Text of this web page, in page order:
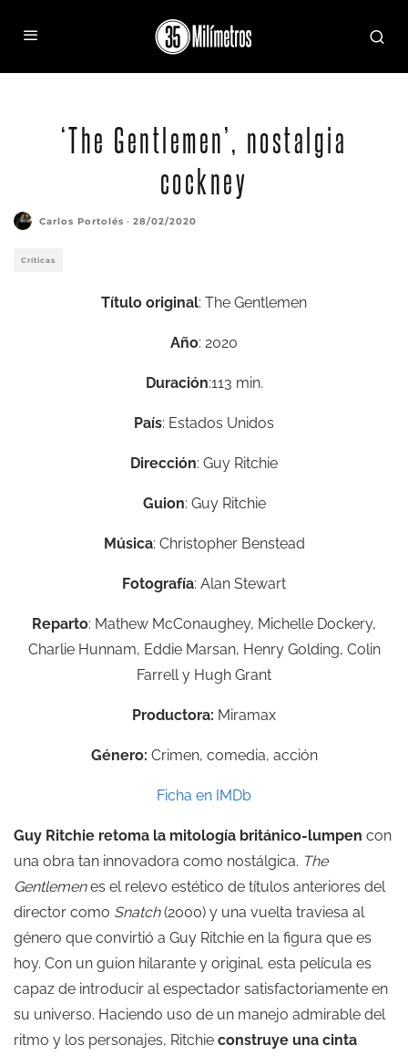
‘The Gentlemen’, nostalgia
cockney
Carlos Portolés · 28/02/2020
Críticas
Título original: The Gentlemen
Año: 2020
Duración:113 min.
País: Estados Unidos
Dirección: Guy Ritchie
Guion: Guy Ritchie
Música: Christopher Benstead
Fotografía: Alan Stewart
Reparto: Mathew McConaughey, Michelle Dockery,
Charlie Hunnam, Eddie Marsan, Henry Golding, Colin
Farrell y Hugh Grant
Productora: Miramax
Género: Crimen, comedia, acción
Ficha en IMDb
Guy Ritchie retoma la mitología británico-lumpen con
una obra tan innovadora como nostálgica. The
Gentlemenes el relevo estético de títulos anteriores del
director como Snatch(2000) y una vuelta traviesa al
género que convirtió a Guy Ritchie en la figura que es
hoy. Con un guion hilarante y original, esta película es
capaz de introducir al espectador satisfactoriamente en
su universo. Haciendo uso de un manejo admirable del
ritmo y los personajes, Ritchie construye una cinta